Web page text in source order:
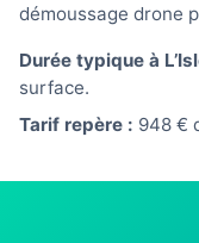
démoussage drone
Durée typique à
surface.
Tarif repère : 948 €